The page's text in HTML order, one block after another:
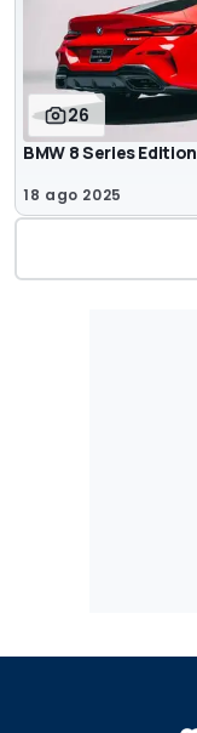
26
BMW 8 Series
18 ago 2025